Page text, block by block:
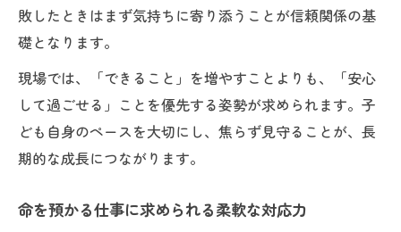
敗したときはまず気持ちに寄り添うことが信頼関係の基
礎となります。
現場では、「できること」を増やすことよりも、「安心
して過ごせる」ことを優先する姿勢が求められます。子
ども自身のペースを大切にし、焦らず見守ることが、長
期的な成長につながります。
命を預かる仕事に求められる柔軟な対応力